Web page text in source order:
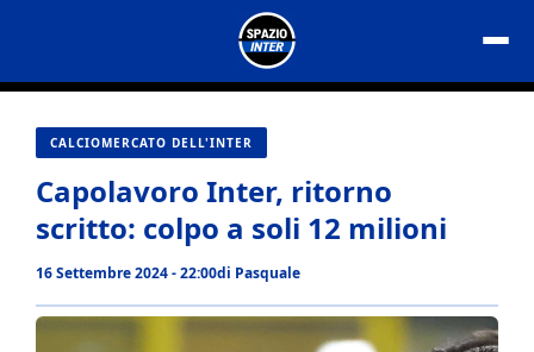
contenuto
CALCIOMERCATO DELL'INTER
Capolavoro Inter, ritorno
scritto: colpo a soli 12 milioni
16 Settembre 2024 - 22:00di Pasquale